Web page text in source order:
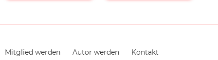
Navigation
Mitglied werden Autor werden Kontakt